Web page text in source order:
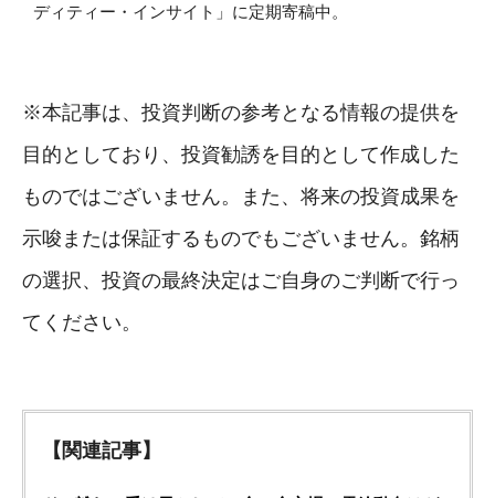
ディティー・インサイト」に定期寄稿中。
※本記事は、投資判断の参考となる情報の提供を
目的としており、投資勧誘を目的として作成した
ものではございません。また、将来の投資成果を
示唆または保証するものでもございません。銘柄
の選択、投資の最終決定はご自身のご判断で行っ
てください。
【関連記事】